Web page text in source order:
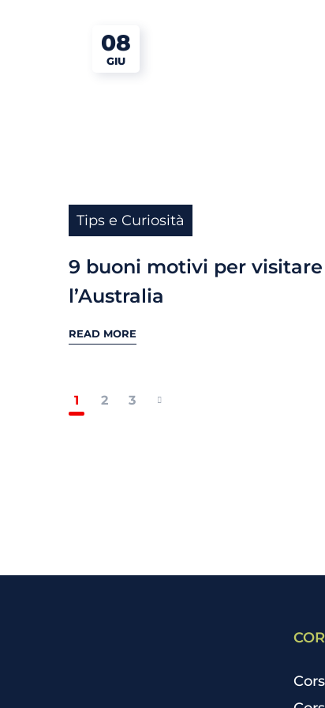
08
GIU
Tips e Curiosità
9 buoni motivi per visitare
l’Australia
READ MORE
1 2 3